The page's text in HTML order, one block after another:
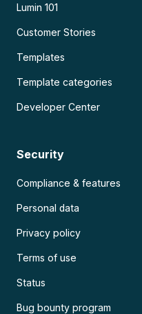
Lumin 101
Customer Stories
Templates
Template categories
Developer Center
Security
Compliance & features
Personal data
Privacy policy
Terms of use
Status
Bug bounty program